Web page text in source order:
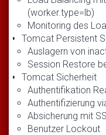
(worker.type=lb)
Monitoring des
Tomcat Persistent
Auslagern von
Session Restore
Tomcat Sicherheit
Authentifikation
Authentifizierung
Absicherung mit
Benutzer Lockout